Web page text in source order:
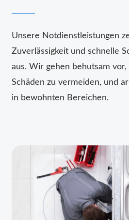
Unsere Notdienstleistungen
Zuverlässigkeit und schnelle
aus. Wir gehen behutsam
Schäden zu vermeiden, und
in bewohnten Bereichen.